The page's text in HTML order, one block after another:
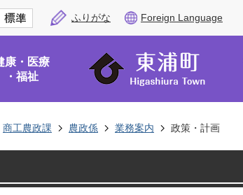
ふりがな Foreign Language
康・医療
・福祉
商工農政課 農政係 業務案内 政策・計画